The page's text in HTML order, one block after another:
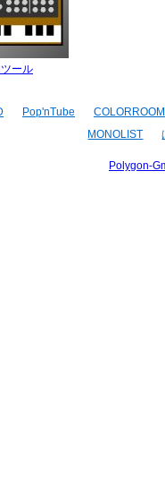
ール
Pop'nTube
COLORROOM
MONOLIST
Polygon-